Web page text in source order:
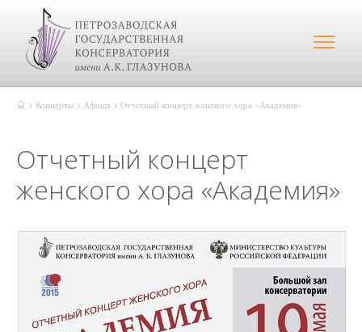
Концерты Афиша Отчетный концерт женского хора «Академия»
Отчетный концерт
женского хора «Академия»